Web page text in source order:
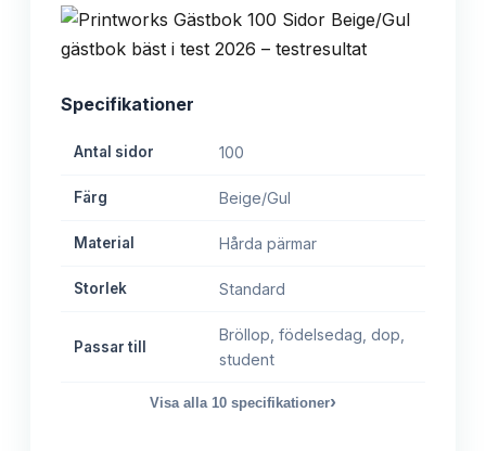
Specifikationer
Antal sidor 100
Färg Beige/Gul
Material Hårda pärmar
Storlek Standard
Passar till
Bröllop, födelsedag, dop,
student
Visa alla 10 specifikationer›